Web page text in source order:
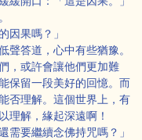
因果嗎？」
聲答道，心中有些猶豫。
，或許會讓他們更加難
保留一段美好的回憶。而
否理解。這個世界上，有
理解，緣起深遠啊！
需要繼續念佛持咒嗎？」